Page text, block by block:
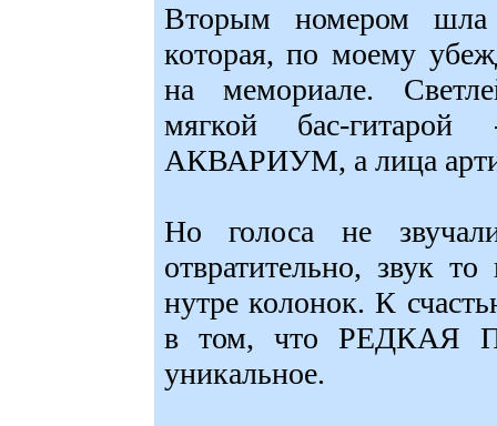
Вторым номером
которая, по моему
на мемориале.
мягкой бас-
АКВАРИУМ, а лица
Но голоса не
отвратительно, звук
нутре колонок. К
в том, что РЕДКАЯ
уникальное.